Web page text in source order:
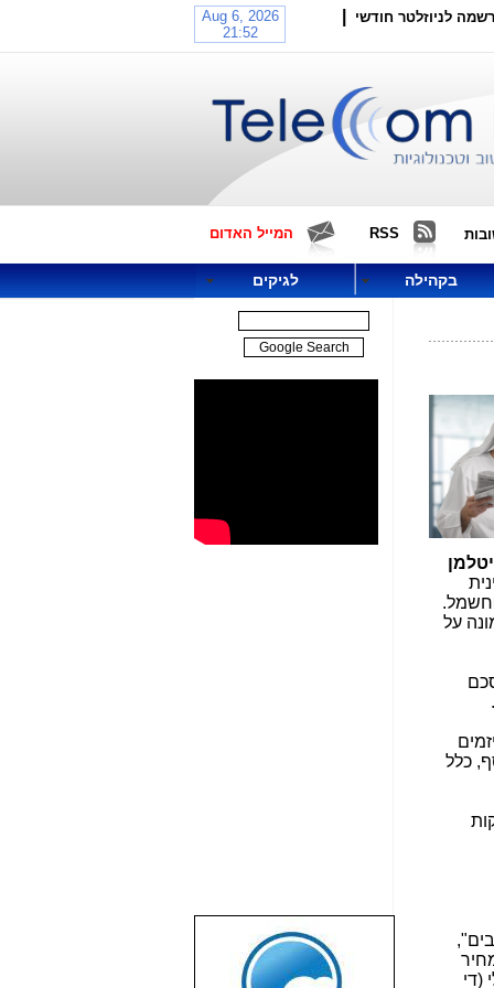
לניוזלטר חודשי
RSS המייל האדום
בקהילה לגיקים
על
כלל
(די
שבוע טוב לכל
הגולשים באשר